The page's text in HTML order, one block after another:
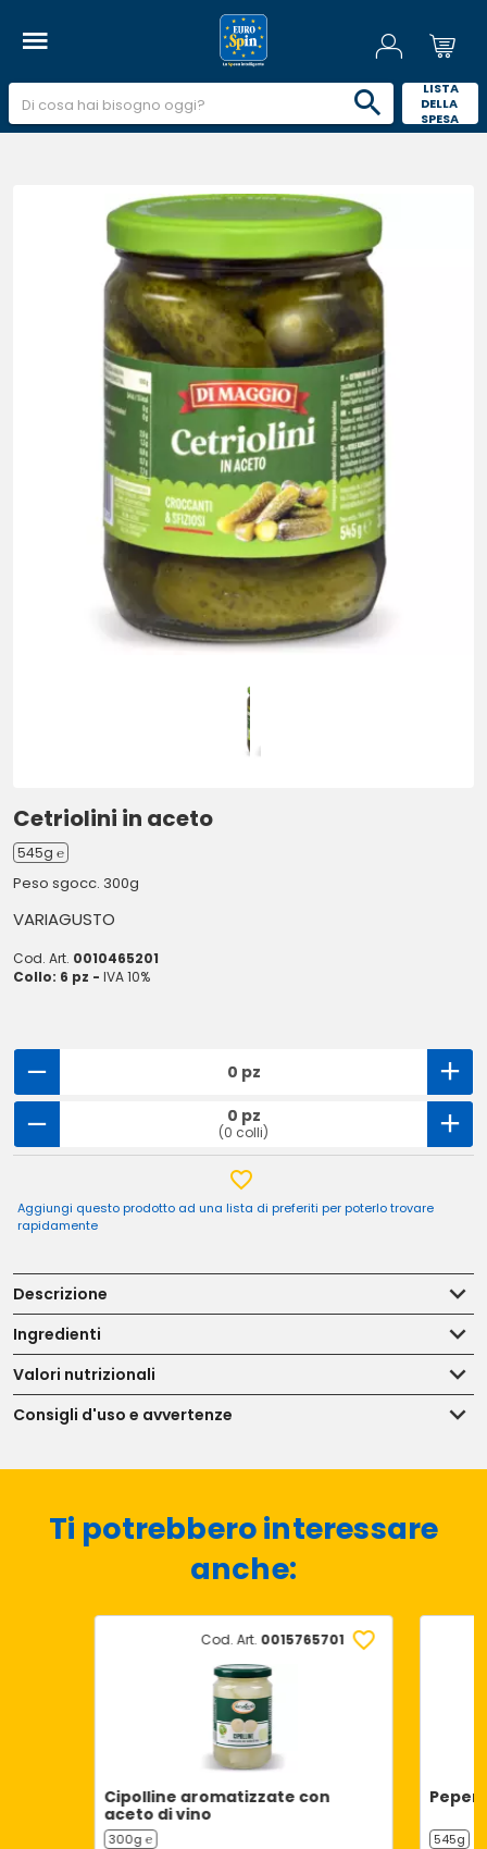
LISTA
DELLA
SPESA
Cetriolini in aceto
545g ℮
Peso sgocc. 300g
VARIAGUSTO
Cod. Art. 0010465201
Collo: 6 pz - IVA 10%
0 pz
0 pz
(0 colli)
Aggiungi questo prodotto ad una lista di preferiti per poterlo trovare
rapidamente
Descrizione
Ingredienti
Valori nutrizionali
Consigli d'uso e avvertenze
Ti potrebbero interessare
anche:
Cod. Art. 0015765701
Cipolline aromatizzate con
aceto di vino
300g ℮
545g